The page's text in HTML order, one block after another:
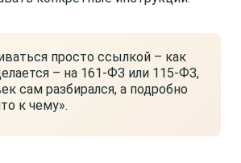
просто ссылкой – как
– на 161-ФЗ или 115-ФЗ,
сам разбирался, а подробно
к чему».